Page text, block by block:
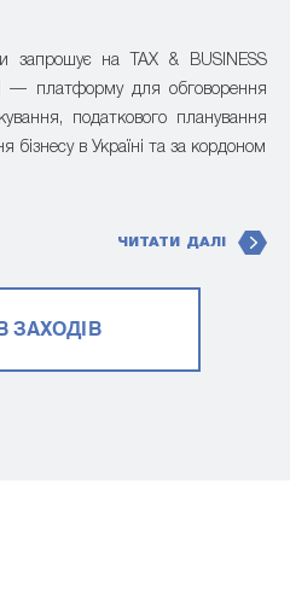
запрошує на TAX & BUSINESS
— платформу для обговорення
податкового планування
бізнесу в Україні та за кордоном
ЧИТАТИ ДАЛІ
ЗАХОДІВ